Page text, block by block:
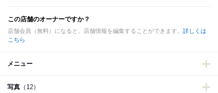
この店舗のオーナーですか？
店舗会員（無料）になると、店舗情報を編集することができます。 詳しくは
こちら
メニュー
写真 （12）